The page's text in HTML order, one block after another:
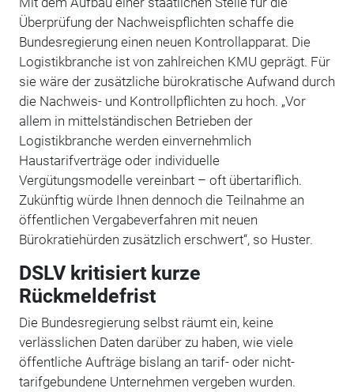
Überprüfung der Nachweispflichten schaffe die
Bundesregierung einen neuen Kontrollapparat. Die
Logistikbranche ist von zahlreichen KMU geprägt. Für
sie wäre der zusätzliche bürokratische Aufwand durch
die Nachweis- und Kontrollpflichten zu hoch. „Vor
allem in mittelständischen Betrieben der
Logistikbranche werden einvernehmlich
Haustarifverträge oder individuelle
Vergütungsmodelle vereinbart – oft übertariflich.
Zukünftig würde Ihnen dennoch die Teilnahme an
öffentlichen Vergabeverfahren mit neuen
Bürokratiehürden zusätzlich erschwert“, so Huster.
DSLV kritisiert kurze
Rückmeldefrist
Die Bundesregierung selbst räumt ein, keine
verlässlichen Daten darüber zu haben, wie viele
öffentliche Aufträge bislang an tarif- oder nicht-
tarifgebundene Unternehmen vergeben wurden.